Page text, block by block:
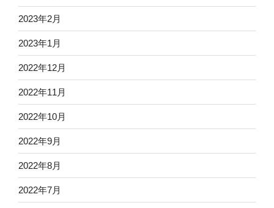
2023年2月
2023年1月
2022年12月
2022年11月
2022年10月
2022年9月
2022年8月
2022年7月